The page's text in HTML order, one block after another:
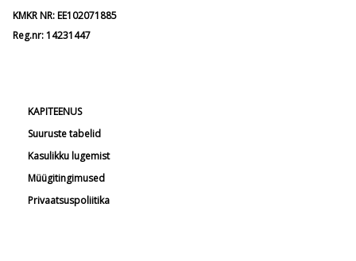
KMKR NR: EE102071885
Reg.nr: 14231447
KAPITEENUS
Suuruste tabelid
Kasulikku lugemist
Müügitingimused
Privaatsuspoliitika